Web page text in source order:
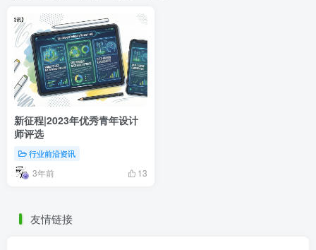
新征程|2023年优秀青年设计
师评选
行业前沿资讯
3年前 13
友情链接